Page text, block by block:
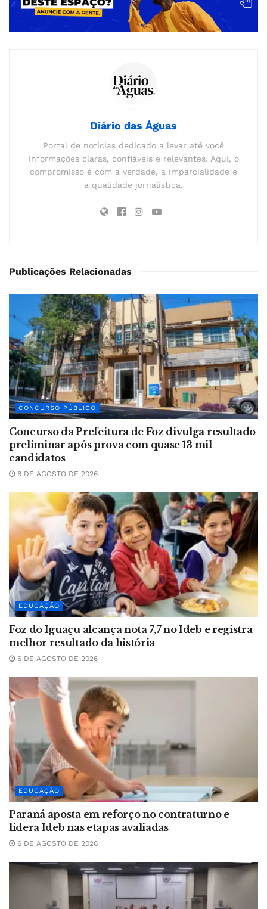
Diário das Águas
Portal de notícias dedicado a levar até você
informações claras, confiáveis e relevantes. Aqui, o
compromisso é com a verdade, a imparcialidade e
a qualidade jornalística.
Publicações Relacionadas
CONCURSO PÚBLICO
Concurso da Prefeitura de Foz divulga resultado
preliminar após prova com quase 13 mil
candidatos
6 DE AGOSTO DE 2026
EDUCAÇÃO
Foz do Iguaçu alcança nota 7,7 no Ideb e registra
melhor resultado da história
6 DE AGOSTO DE 2026
EDUCAÇÃO
Paraná aposta em reforço no contraturno e
lidera Ideb nas etapas avaliadas
6 DE AGOSTO DE 2026